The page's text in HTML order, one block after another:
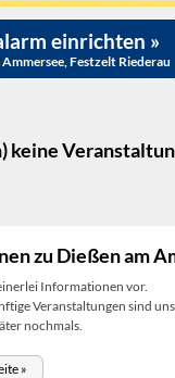
einrichten »
Festzelt Riederau
keine
zu Dießen am
Informationen vor.
Veranstaltungen sind
nochmals.
»